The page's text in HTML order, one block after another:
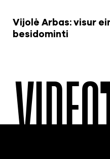
Vijolė Arbas: visur
besidominti
VIDEO